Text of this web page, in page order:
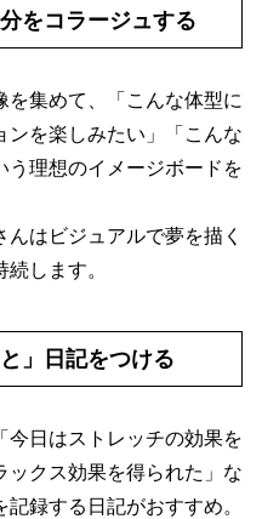
をコラージュする
集めて、「こんな体型に
ンを楽しみたい」「こんな
う理想のイメージボードを
はビジュアルで夢を描く
します。
」日記をつける
今日はストレッチの効果を
ックス効果を得られた」な
録する日記がおすすめ。